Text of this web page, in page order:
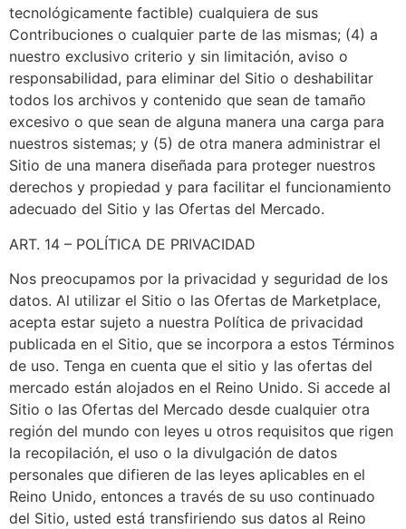
tecnológicamente factible) cualquiera de sus
Contribuciones o cualquier parte de las mismas; (4) a
nuestro exclusivo criterio y sin limitación, aviso o
responsabilidad, para eliminar del Sitio o deshabilitar
todos los archivos y contenido que sean de tamaño
excesivo o que sean de alguna manera una carga para
nuestros sistemas; y (5) de otra manera administrar el
Sitio de una manera diseñada para proteger nuestros
derechos y propiedad y para facilitar el funcionamiento
adecuado del Sitio y las Ofertas del Mercado.
ART. 14 – POLÍTICA DE PRIVACIDAD
Nos preocupamos por la privacidad y seguridad de los
datos. Al utilizar el Sitio o las Ofertas de Marketplace,
acepta estar sujeto a nuestra Política de privacidad
publicada en el Sitio, que se incorpora a estos Términos
de uso. Tenga en cuenta que el sitio y las ofertas del
mercado están alojados en el Reino Unido. Si accede al
Sitio o las Ofertas del Mercado desde cualquier otra
región del mundo con leyes u otros requisitos que rigen
la recopilación, el uso o la divulgación de datos
personales que difieren de las leyes aplicables en el
Reino Unido, entonces a través de su uso continuado
del Sitio, usted está transfiriendo sus datos al Reino